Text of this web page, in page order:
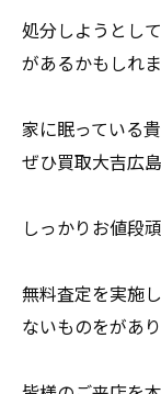
処分しようとし
があるかもしれ
家に眠っている
ぜひ買取大吉広
しっかりお値段
無料査定を実施
ないものをがあ